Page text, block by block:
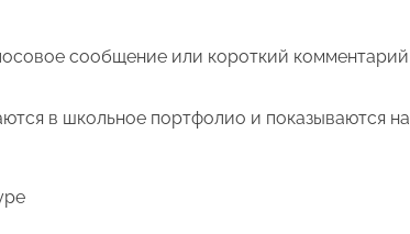
сообщение или короткий комментарий
в школьное портфолио и показываются на